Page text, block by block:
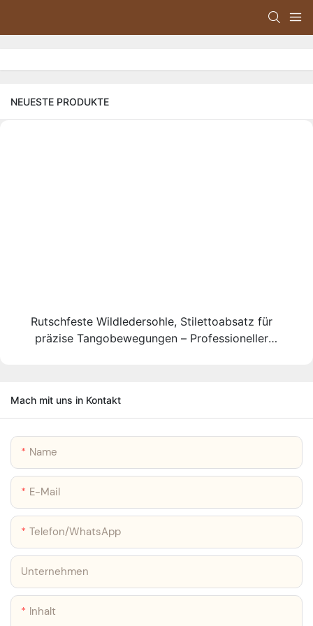
NEUESTE PRODUKTE
Rutschfeste Wildledersohle, Stilettoabsatz für
präzise Tangobewegungen – Professioneller
Mach mit uns in Kontakt
Name
E-Mail
Telefon/WhatsApp
Unternehmen
Inhalt